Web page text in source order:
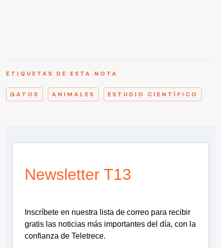
ETIQUETAS DE ESTA NOTA
GATOS ANIMALES ESTUDIO CIENTÍFICO
Newsletter T13
Inscríbete en nuestra lista de correo para recibir
gratis las noticias más importantes del día, con la
confianza de Teletrece.